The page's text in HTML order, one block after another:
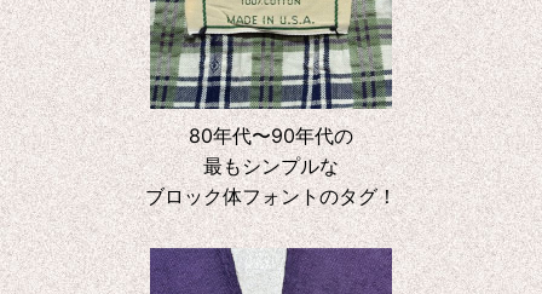
80年代〜90年代の
最もシンプルな
ブロック体フォントのタグ！